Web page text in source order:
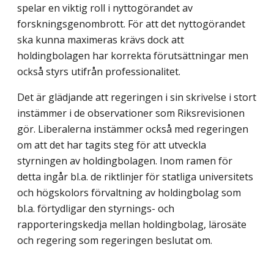
spelar en viktig roll i nyttogöran­det av
forskningsgenombrott. För att det nyttogörandet
ska kunna maximeras krävs dock att
holdingbolagen har korrekta förutsättningar men
också styrs utifrån professio­nalitet.
Det är glädjande att regeringen i sin skrivelse i stort
instämmer i de observationer som Riksrevisionen
gör. Liberalerna instämmer också med regeringen
om att det har tagits steg för att utveckla
styrningen av holdingbolagen. Inom ramen för
detta ingår bl.a. de riktlinjer för statliga universitets
och högskolors förvaltning av holdingbolag som
bl.a. förtydligar den styrnings- och
rapporteringskedja mellan holdingbolag, läro­säte
och regering som regeringen beslutat om.